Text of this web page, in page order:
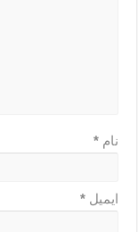
نام*
ایمیل*